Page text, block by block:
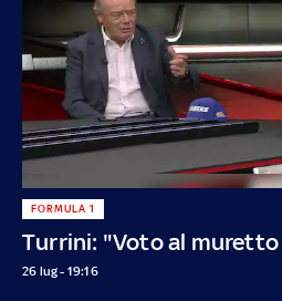
Turrini: "Voto al muretto
FORMULA 1
26 lug - 19:16